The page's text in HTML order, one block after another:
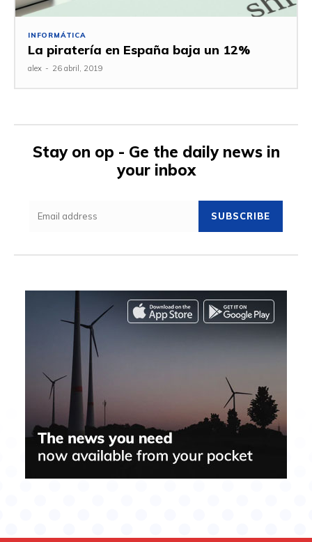
INFORMÁTICA
La piratería en España baja un 12%
alex - 26 abril, 2019
Stay on op - Ge the daily news in
your inbox
SUBSCRIBE